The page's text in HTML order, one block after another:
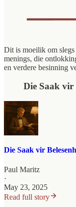
Dit is moeilik om slegs
menings, die
en verdere besinning
Die Saak vir
Die Saak vir
Paul Maritz
·
May 23, 2025
Read full story